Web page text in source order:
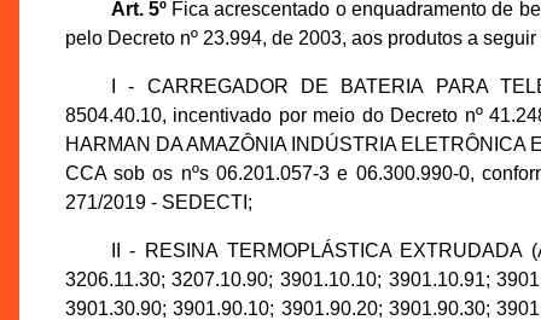
Art. 5ºFica acrescentado o enquadramento de
pelo Decreto nº 23.994, de 2003, aos produtos a
I - CARREGADOR DE BATERIA PARA
8504.40.10, incentivado por meio do Decreto nº
HARMAN DA AMAZÔNIA INDÚSTRIA ELETRÔNICA
CCA sob os nºs 06.201.057-3 e 06.300.990-0,
271/2019 - SEDECTI;
II - RESINA TERMOPLÁSTICA
3206.11.30; 3207.10.90; 3901.10.10; 3901.10.91;
3901.30.90; 3901.90.10; 3901.90.20; 3901.90.30;